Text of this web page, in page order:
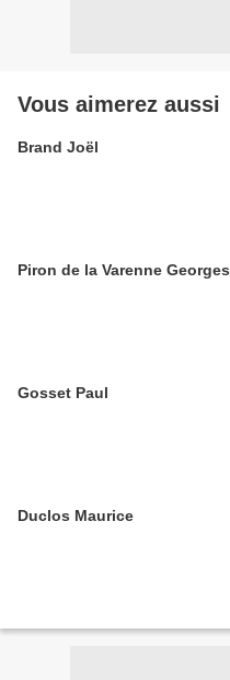
Vous aimerez aussi
Brand Joël
Piron de la Varenne Georges
Gosset Paul
Duclos Maurice